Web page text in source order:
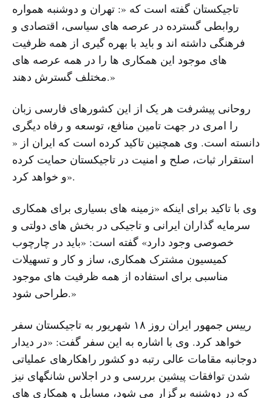
تاجیکستان گفته است که «: تهران و دوشنبه همواره
روابطی گسترده در عرصه های سیاسی، اقتصادی و
فرهنگی داشته اند و باید با بهره گیری از همه ظرفیت
های موجود این همکاری ها را در همه عرصه های
مختلف گسترش دهند.»
روحانی پیشرفت هر یک از این کشورهای فارسی زبان
را امری در جهت تامین منافع، توسعه و رفاه دیگری
دانسته است. وی همچنین تاکید کرده است که ایران از «
استقرار ثبات، صلح و امنیت در تاجیکستان حمایت کرده
و خواهد کرد».
وی با تاکید برای اینکه «زمینه های بسیاری برای همکاری
سرمایه گذاران ایرانی و تاجیکی در بخش های دولتی و
خصوصی وجود دارد» گفته است: «باید در چارچوب
کمیسیون مشترک همکاری، ساز و کار و تسهیلات
مناسبی برای استفاده از همه ظرفیت های موجود
طراحی شود.»
رییس جمهور ایران روز ۱۸ شهریور به تاجیکستان سفر
خواهد کرد. وی با اشاره به این سفر گفت: «در دیدار
دوجانبه مقامات عالی رتبه دو کشور راهکارهای عملیاتی
شدن توافقات پیشین بررسی و در اجلاس شانگهای نیز
که در دوشنبه برگزار می شود، مسایل و همکاری های